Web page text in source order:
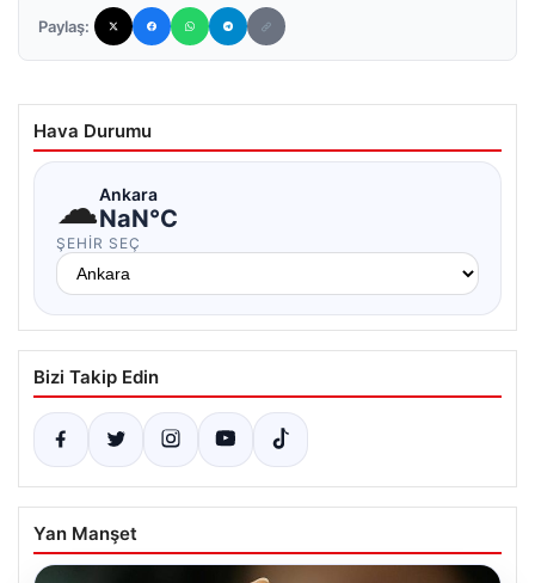
Paylaş:
Hava Durumu
☁Ankara
NaN°C
ŞEHIR SEÇ
Bizi Takip Edin
Yan Manşet